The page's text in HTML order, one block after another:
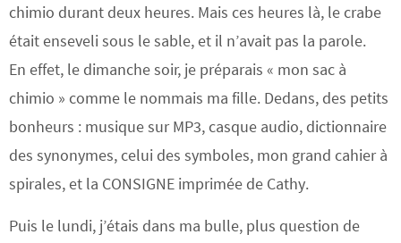
chimio durant deux heures. Mais ces heures là, le crabe
était enseveli sous le sable, et il n’avait pas la parole.
En effet, le dimanche soir, je préparais « mon sac à
chimio » comme le nommais ma fille. Dedans, des petits
bonheurs : musique sur MP3, casque audio, dictionnaire
des synonymes, celui des symboles, mon grand cahier à
spirales, et la CONSIGNE imprimée de Cathy.
Puis le lundi, j’étais dans ma bulle, plus question de